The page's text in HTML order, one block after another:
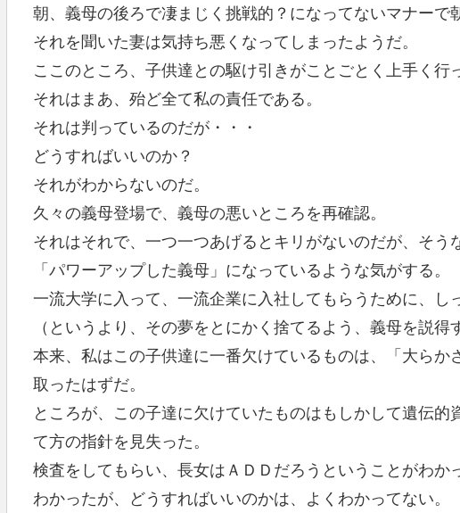
朝、義母の後ろで凄まじく挑戦的？になってないマナーで
それを聞いた妻は気持ち悪くなってしまったようだ。
ここのところ、子供達との駆け引きがことごとく上手く行
それはまあ、殆ど全て私の責任である。
それは判っているのだが・・・
どうすればいいのか？
それがわからないのだ。
久々の義母登場で、義母の悪いところを再確認。
それはそれで、一つ一つあげるとキリがないのだが、そ
「パワーアップした義母」になっているような気がする。
一流大学に入って、一流企業に入社してもらうために、し
（というより、その夢をとにかく捨てるよう、義母を説得
本来、私はこの子供達に一番欠けているものは、「大らか
取ったはずだ。
ところが、この子達に欠けていたものはもしかして遺伝
て方の指針を見失った。
検査をしてもらい、長女はＡＤＤだろうということがわか
わかったが、どうすればいいのかは、よくわかってない。